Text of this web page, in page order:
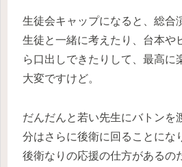
生徒会キャップになると、総合
生徒と一緒に考えたり、台本や
ら口出しできたりして、最高に
大変ですけど。
だんだんと若い先生にバトンを
分はさらに後衛に回ることにな
後衛なりの応援の仕方があるの